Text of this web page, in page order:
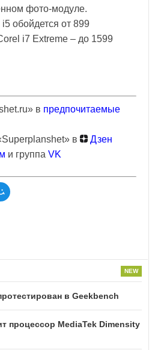
фото-модуле.
обойдется от 899
i7 Extreme – до 1599
в предпочитаемые
в
Дзен
и группа VK
в Geekbench
процессор MediaTek Dimensity